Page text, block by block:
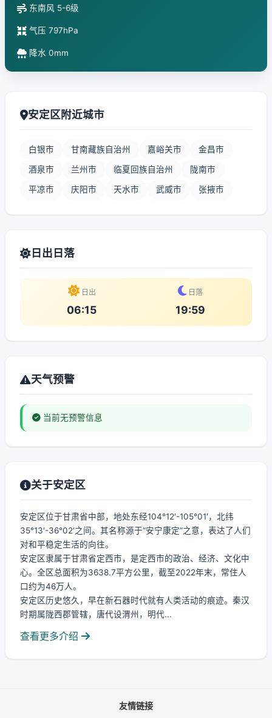
东南风 5-6级
气压 797hPa
降水 0mm
安定区附近城市
白银市 甘南藏族自治州 嘉峪关市 金昌市
酒泉市 兰州市 临夏回族自治州 陇南市
平凉市 庆阳市 天水市 武威市 张掖市
日出日落
日出
06:15
日落
19:59
天气预警
当前无预警信息
关于安定区
安定区位于甘肃省中部，地处东经104°12′-105°01′，北纬
35°13′-36°02′之间。其名称源于“安宁康定”之意，表达了人们
对和平稳定生活的向往。
安定区隶属于甘肃省定西市，是定西市的政治、经济、文化中
心。全区总面积为3638.7平方公里，截至2022年末，常住人
口约为46万人。
安定区历史悠久，早在新石器时代就有人类活动的痕迹。秦汉
时期属陇西郡管辖，唐代设渭州，明代...
查看更多介绍
友情链接